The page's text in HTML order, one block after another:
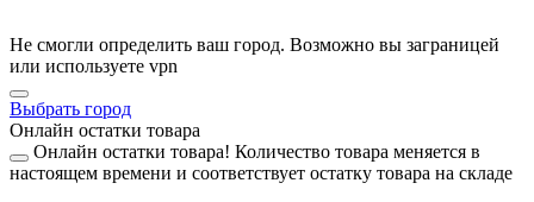
Не смогли определить ваш город. Возможно вы заграницей
или используете vpn
Выбрать город
Онлайн остатки товара
Онлайн остатки товара! Количество товара меняется в
настоящем времени и соответствует остатку товара на складе